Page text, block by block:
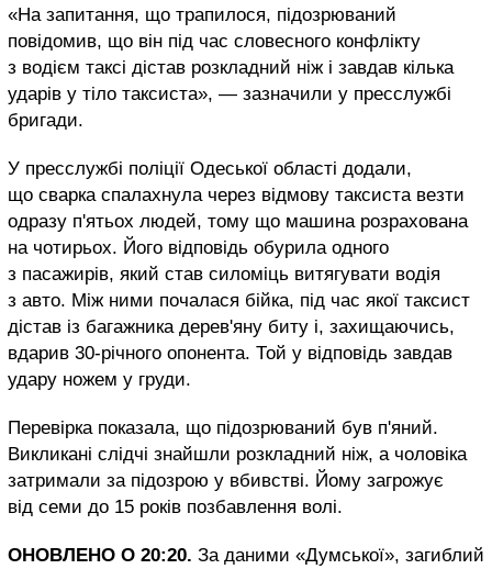
«На запитання, що трапилося, підозрюваний
повідомив, що він під час словесного конфлікту
з водієм таксі дістав розкладний ніж і завдав кілька
ударів у тіло таксиста», — зазначили у пресслужбі
бригади.
У пресслужбі поліції Одеської області додали,
що сварка спалахнула через відмову таксиста везти
одразу п'ятьох людей, тому що машина розрахована
на чотирьох. Його відповідь обурила одного
з пасажирів, який став силоміць витягувати водія
з авто. Між ними почалася бійка, під час якої таксист
дістав із багажника дерев'яну биту і, захищаючись,
вдарив 30-річного опонента. Той у відповідь завдав
удару ножем у груди.
Перевірка показала, що підозрюваний був п'яний.
Викликані слідчі знайшли розкладний ніж, а чоловіка
затримали за підозрою у вбивстві. Йому загрожує
від семи до 15 років позбавлення волі.
ОНОВЛЕНО О 20:20. За даними «Думської», загиблий